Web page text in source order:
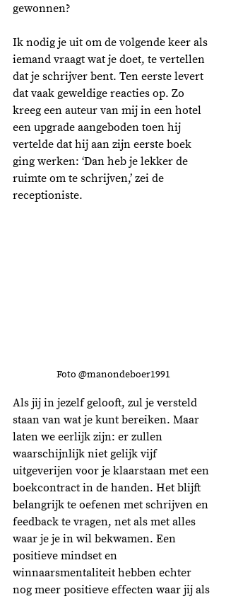
gewonnen?
Ik nodig je uit om de volgende keer als
iemand vraagt wat je doet, te vertellen
dat je schrijver bent. Ten eerste levert
dat vaak geweldige reacties op. Zo
kreeg een auteur van mij in een hotel
een upgrade aangeboden toen hij
vertelde dat hij aan zijn eerste boek
ging werken: ‘Dan heb je lekker de
ruimte om te schrijven,’ zei de
receptioniste.
Foto @manondeboer1991
Als jij in jezelf gelooft, zul je versteld
staan van wat je kunt bereiken. Maar
laten we eerlijk zijn: er zullen
waarschijnlijk niet gelijk vijf
uitgeverijen voor je klaarstaan met een
boekcontract in de handen. Het blijft
belangrijk te oefenen met schrijven en
feedback te vragen, net als met alles
waar je je in wil bekwamen. Een
positieve mindset en
winnaarsmentaliteit hebben echter
nog meer positieve effecten waar jij als